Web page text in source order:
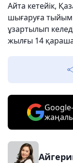
Айта кетейік,
шығаруға тыйым
ұзартылып
жылғы 14